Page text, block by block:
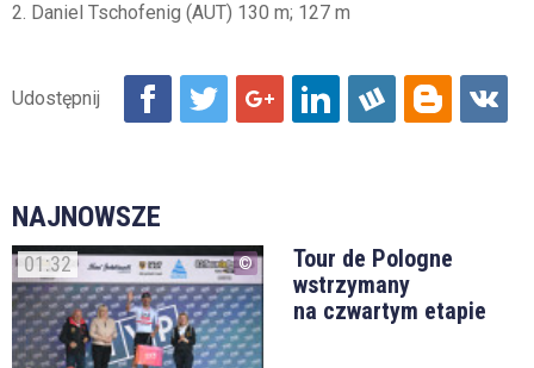
2. Daniel Tschofenig (AUT) 130 m; 127 m
NAJNOWSZE
01:32
Tour de Pologne
wstrzymany
na czwartym etapie